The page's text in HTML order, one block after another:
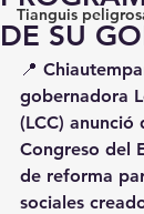
Tianguis
DE SU
📍
gobernadora
(LCC) anunció
Congreso del
de reforma
sociales